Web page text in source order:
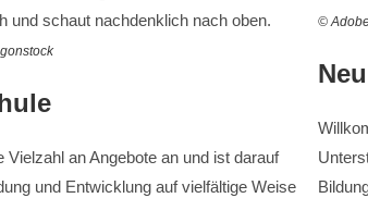
Vielzahl an Angebote an und ist darauf
und Entwicklung auf vielfältige Weise
©